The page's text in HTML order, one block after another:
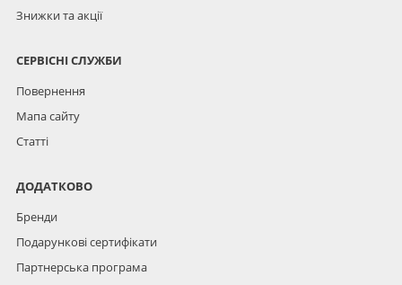
Знижки та акції
СЕРВІСНІ СЛУЖБИ
Повернення
Мапа сайту
Статті
ДОДАТКОВО
Бренди
Подарункові сертифікати
Партнерська програма